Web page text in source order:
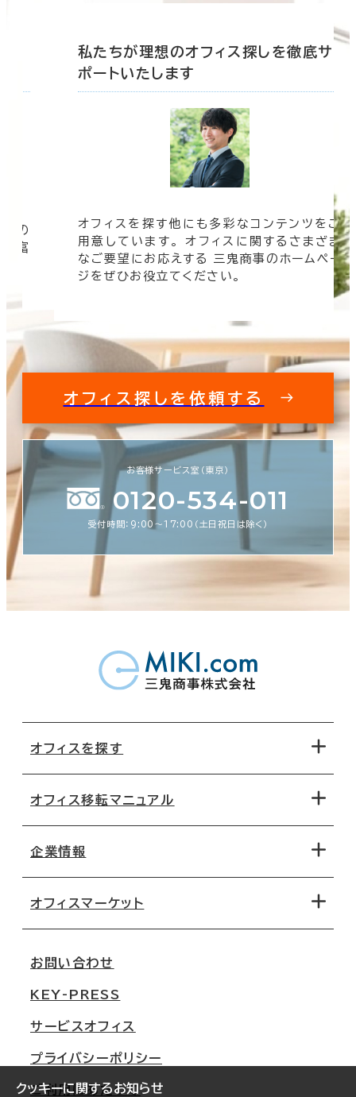
クッキーに関するお知らせ
の
豊富
私たちが理想のオフィス探しを徹底サ
ポートいたします
オフィスを探す他にも多彩なコンテンツをご
用意しています。 オフィスに関するさまざま
なご要望にお応えする 三鬼商事のホームペー
ジをぜひお役立てください。
オフィス探しを依頼する
お客様サービス室（東京）
0120-534-011
受付時間：9:00〜17:00（土日祝日は除く）
オフィスを探す
地図から探す
路線・駅から探す
オフィス移転マニュアル
移転コストシミュレーション
移転スケジュール
オフィス移転Q&A
企業情報
オフィスマーケット
大阪
名古屋
札幌
仙台
お問い合わせ
KEY-PRESS
サービスオフィス
プライバシーポリシー
ご利用にあたって